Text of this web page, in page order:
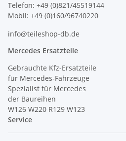
Telefon: +49 (0)821/45519144
Mobil: +49 (0)160/96740220
info@teileshop-db.de
Mercedes Ersatzteile
Gebrauchte Kfz-Ersatzteile
für Mercedes-Fahrzeuge
Spezialist für Mercedes
der Baureihen
W126 W220 R129 W123
Service